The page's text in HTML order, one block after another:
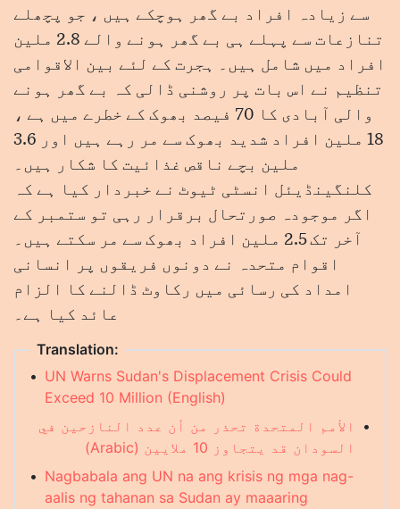
سے زیادہ افراد بے گھر ہوچکے ہیں ، جو پچھلے
تنازعات سے پہلے ہی بے گھر ہونے والے 2.8 ملین
افراد میں شامل ہیں۔ ہجرت کے لئے بین الاقوامی
تنظیم نے اس بات پر روشنی ڈالی کہ بے گھر ہونے
والی آبادی کا 70 فیصد بھوک کے خطرے میں ہے ،
18 ملین افراد شدید بھوک سے مر رہے ہیں اور 3.6
ملین بچے ناقص غذائیت کا شکار ہیں۔
کلنگینڈیئل انسٹی ٹیوٹ نے خبردار کیا ہے کہ
اگر موجودہ صورتحال برقرار رہی تو ستمبر کے
آخر تک 2.5 ملین افراد بھوک سے مر سکتے ہیں۔
اقوام متحدہ نے دونوں فریقوں پر انسانی
امداد کی رسائی میں رکاوٹ ڈالنے کا الزام
عائد کیا ہے۔
Translation:
• UN Warns Sudan's Displacement Crisis Could
Exceed 10 Million (English)
•
الأمم المتحدة تحذر من أن عدد النازحين في
السودان قد يتجاوز 10 ملايين (Arabic)
• Nagbabala ang UN na ang krisis ng mga nag-
aalis ng tahanan sa Sudan ay maaaring